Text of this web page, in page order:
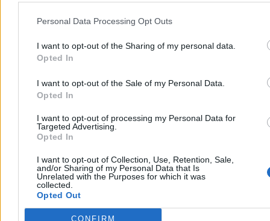
Personal Data Processing Opt Outs
I want to opt-out of the Sharing of my personal data.
Opted In
I want to opt-out of the Sale of my Personal Data.
Opted In
I want to opt-out of processing my Personal Data for
Targeted Advertising.
Opted In
I want to opt-out of Collection, Use, Retention, Sale,
and/or Sharing of my Personal Data that Is
Unrelated with the Purposes for which it was
collected.
Opted Out
CONFIRM
Krzysztof Jabłonowski
Reklama